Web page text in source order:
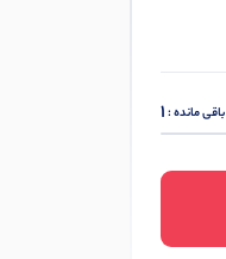
باقی مانده :1